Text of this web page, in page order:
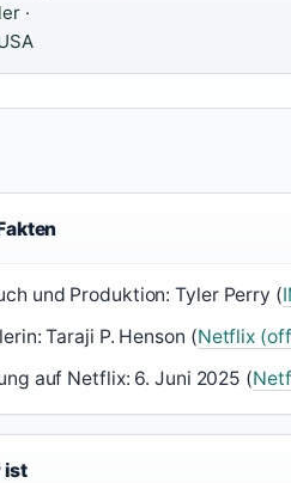
·
und Produktion: Tyler Perry (
Taraji P. Henson (Netflix
auf Netflix: 6. Juni 2025 (
ist